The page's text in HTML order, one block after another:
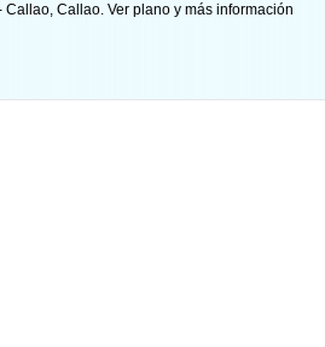
Callao, Callao. Ver plano y más información